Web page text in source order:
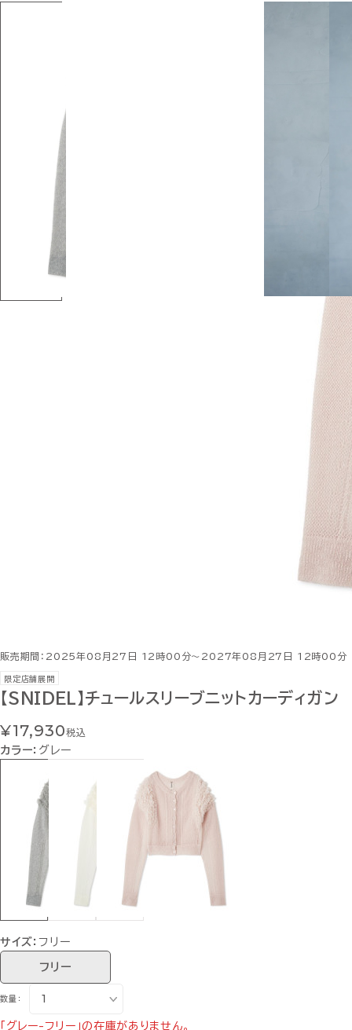
販売期間：2025年08月27日 12時00分～2027年08月27日 12時00分
限定店舗展開
【SNIDEL】チュールスリーブニットカーディガン
¥17,930税込
カラー： グレー
サイズ：フリー
フリー
数量：
「グレー-フリー」の在庫がありません。